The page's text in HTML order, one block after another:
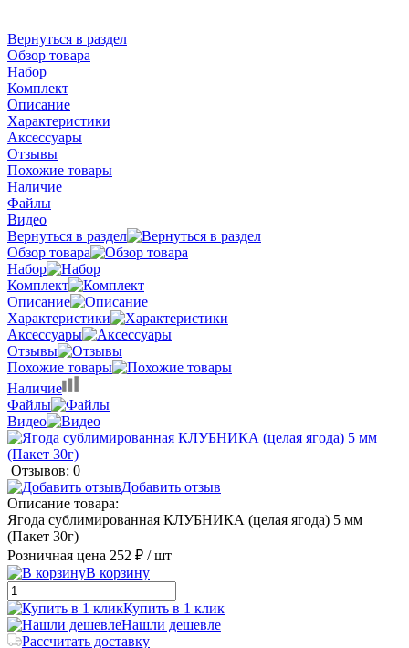
Вернуться в раздел
Обзор товара
Набор
Комплект
Описание
Характеристики
Аксессуары
Отзывы
Похожие товары
Наличие
Файлы
Видео
Вернуться в раздел
Обзор товара
Набор
Комплект
Описание
Характеристики
Аксессуары
Отзывы
Похожие товары
Наличие
Файлы
Видео
Отзывов: 0
Добавить отзыв
Описание товара:
Ягода сублимированная КЛУБНИКА (целая ягода) 5 мм
(Пакет 30г)
Розничная цена 252 ₽ / шт
В корзину
Купить в 1 клик
Нашли дешевле
Рассчитать доставку